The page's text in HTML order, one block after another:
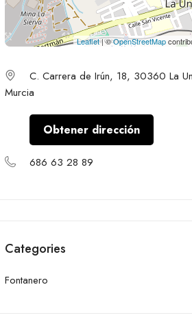
Leaflet| ©OpenStreetMap
C. Carrera de Irún, 18, 30360 La
Murcia
Obtener dirección
686 63 28 89
Categories
Fontanero